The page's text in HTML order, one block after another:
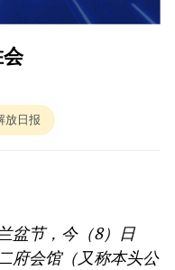
放日报
盆节，今（8）日
府会馆（又称本头公